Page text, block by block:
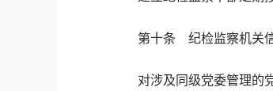
第十条 纪检监察机关信访
对涉及同级党委管理的党